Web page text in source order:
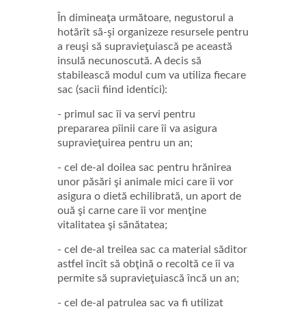
În dimineaţa următoare, negustorul a
hotărît să-şi organizeze resursele pentru
a reuşi să supravieţuiască pe această
insulă necunoscută. A decis să
stabilească modul cum va utiliza fiecare
sac (sacii fiind identici):
- primul sac îi va servi pentru
prepararea pîinii care îi va asigura
supravieţuirea pentru un an;
- cel de-al doilea sac pentru hrănirea
unor păsări şi animale mici care îi vor
asigura o dietă echilibrată, un aport de
ouă şi carne care îi vor menţine
vitalitatea şi sănătatea;
- cel de-al treilea sac ca material săditor
astfel încît să obţină o recoltă ce îi va
permite să supravieţuiască încă un an;
- cel de-al patrulea sac va fi utilizat